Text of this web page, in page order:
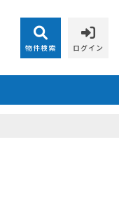
物件検索 ログイン